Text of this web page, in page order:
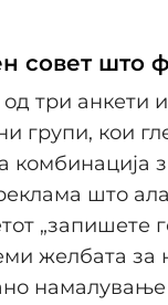
совет што
три анкети
групи, кои
комбинација
што
„запишете
желбата за
намалување